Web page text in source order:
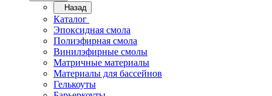
Назад
Каталог
Эпоксидная смола
Полиэфирная смола
Винилэфирные смолы
Матричные материалы
Материалы для бассейнов
Гелькоуты